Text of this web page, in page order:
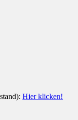
Hier klicken!